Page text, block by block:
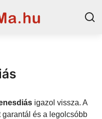
igazol vissza. A
és a legolcsóbb